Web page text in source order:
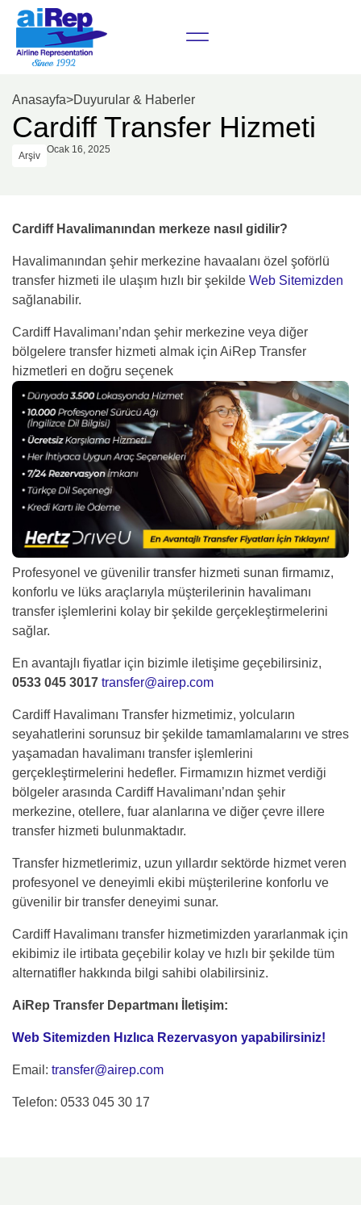
Anasayfa>Duyurular & Haberler
Cardiff Transfer Hizmeti
Arşiv
Ocak 16, 2025
Cardiff Havalimanından merkeze nasıl gidilir?
Havalimanından şehir merkezine havaalanı özel şoförlü
transfer hizmeti ile ulaşım hızlı bir şekilde Web Sitemizden
sağlanabilir.
Cardiff Havalimanı’ndan şehir merkezine veya diğer
bölgelere transfer hizmeti almak için AiRep Transfer
hizmetleri en doğru seçenek
Profesyonel ve güvenilir transfer hizmeti sunan firmamız,
konforlu ve lüks araçlarıyla müşterilerinin havalimanı
transfer işlemlerini kolay bir şekilde gerçekleştirmelerini
sağlar.
En avantajlı fiyatlar için bizimle iletişime geçebilirsiniz,
0533 045 3017 transfer@airep.com
Cardiff Havalimanı Transfer hizmetimiz, yolcuların
seyahatlerini sorunsuz bir şekilde tamamlamalarını ve stres
yaşamadan havalimanı transfer işlemlerini
gerçekleştirmelerini hedefler. Firmamızın hizmet verdiği
bölgeler arasında Cardiff Havalimanı’ndan şehir
merkezine, otellere, fuar alanlarına ve diğer çevre illere
transfer hizmeti bulunmaktadır.
Transfer hizmetlerimiz, uzun yıllardır sektörde hizmet veren
profesyonel ve deneyimli ekibi müşterilerine konforlu ve
güvenilir bir transfer deneyimi sunar.
Cardiff Havalimanı transfer hizmetimizden yararlanmak için
ekibimiz ile irtibata geçebilir kolay ve hızlı bir şekilde tüm
alternatifler hakkında bilgi sahibi olabilirsiniz.
AiRep Transfer Departmanı İletişim:
Web Sitemizden Hızlıca Rezervasyon yapabilirsiniz!
Email: transfer@airep.com
Telefon: 0533 045 30 17